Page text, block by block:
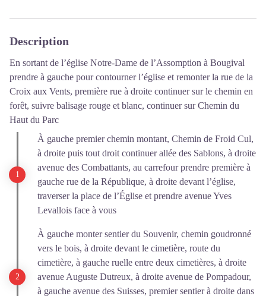
Description
En sortant de l’église Notre-Dame de l’Assomption à Bougival
prendre à gauche pour contourner l’église et remonter la rue de la
Croix aux Vents, première rue à droite continuer sur le chemin en
forêt, suivre balisage rouge et blanc, continuer sur Chemin du
Haut du Parc
À gauche premier chemin montant, Chemin de Froid Cul,
à droite puis tout droit continuer allée des Sablons, à droite
avenue des Combattants, au carrefour prendre première à
gauche rue de la République, à droite devant l’église,
traverser la place de l’Église et prendre avenue Yves
Levallois face à vous
À gauche monter sentier du Souvenir, chemin goudronné
vers le bois, à droite devant le cimetière, route du
cimetière, à gauche ruelle entre deux cimetières, à droite
avenue Auguste Dutreux, à droite avenue de Pompadour,
à gauche avenue des Suisses, premier sentier à droite dans